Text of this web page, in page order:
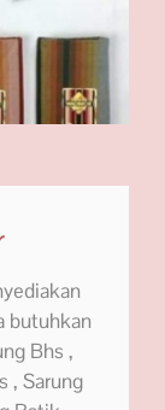
butuhkan
Bhs ,
, Sarung